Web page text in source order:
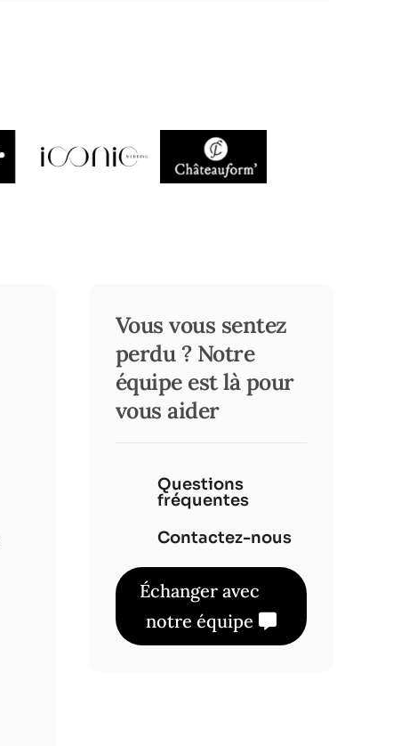
Vous vous sentez
perdu ? Notre
équipe est là pour
vous aider
Questions
fréquentes
Contactez-nous
Échanger avec
notre équipe